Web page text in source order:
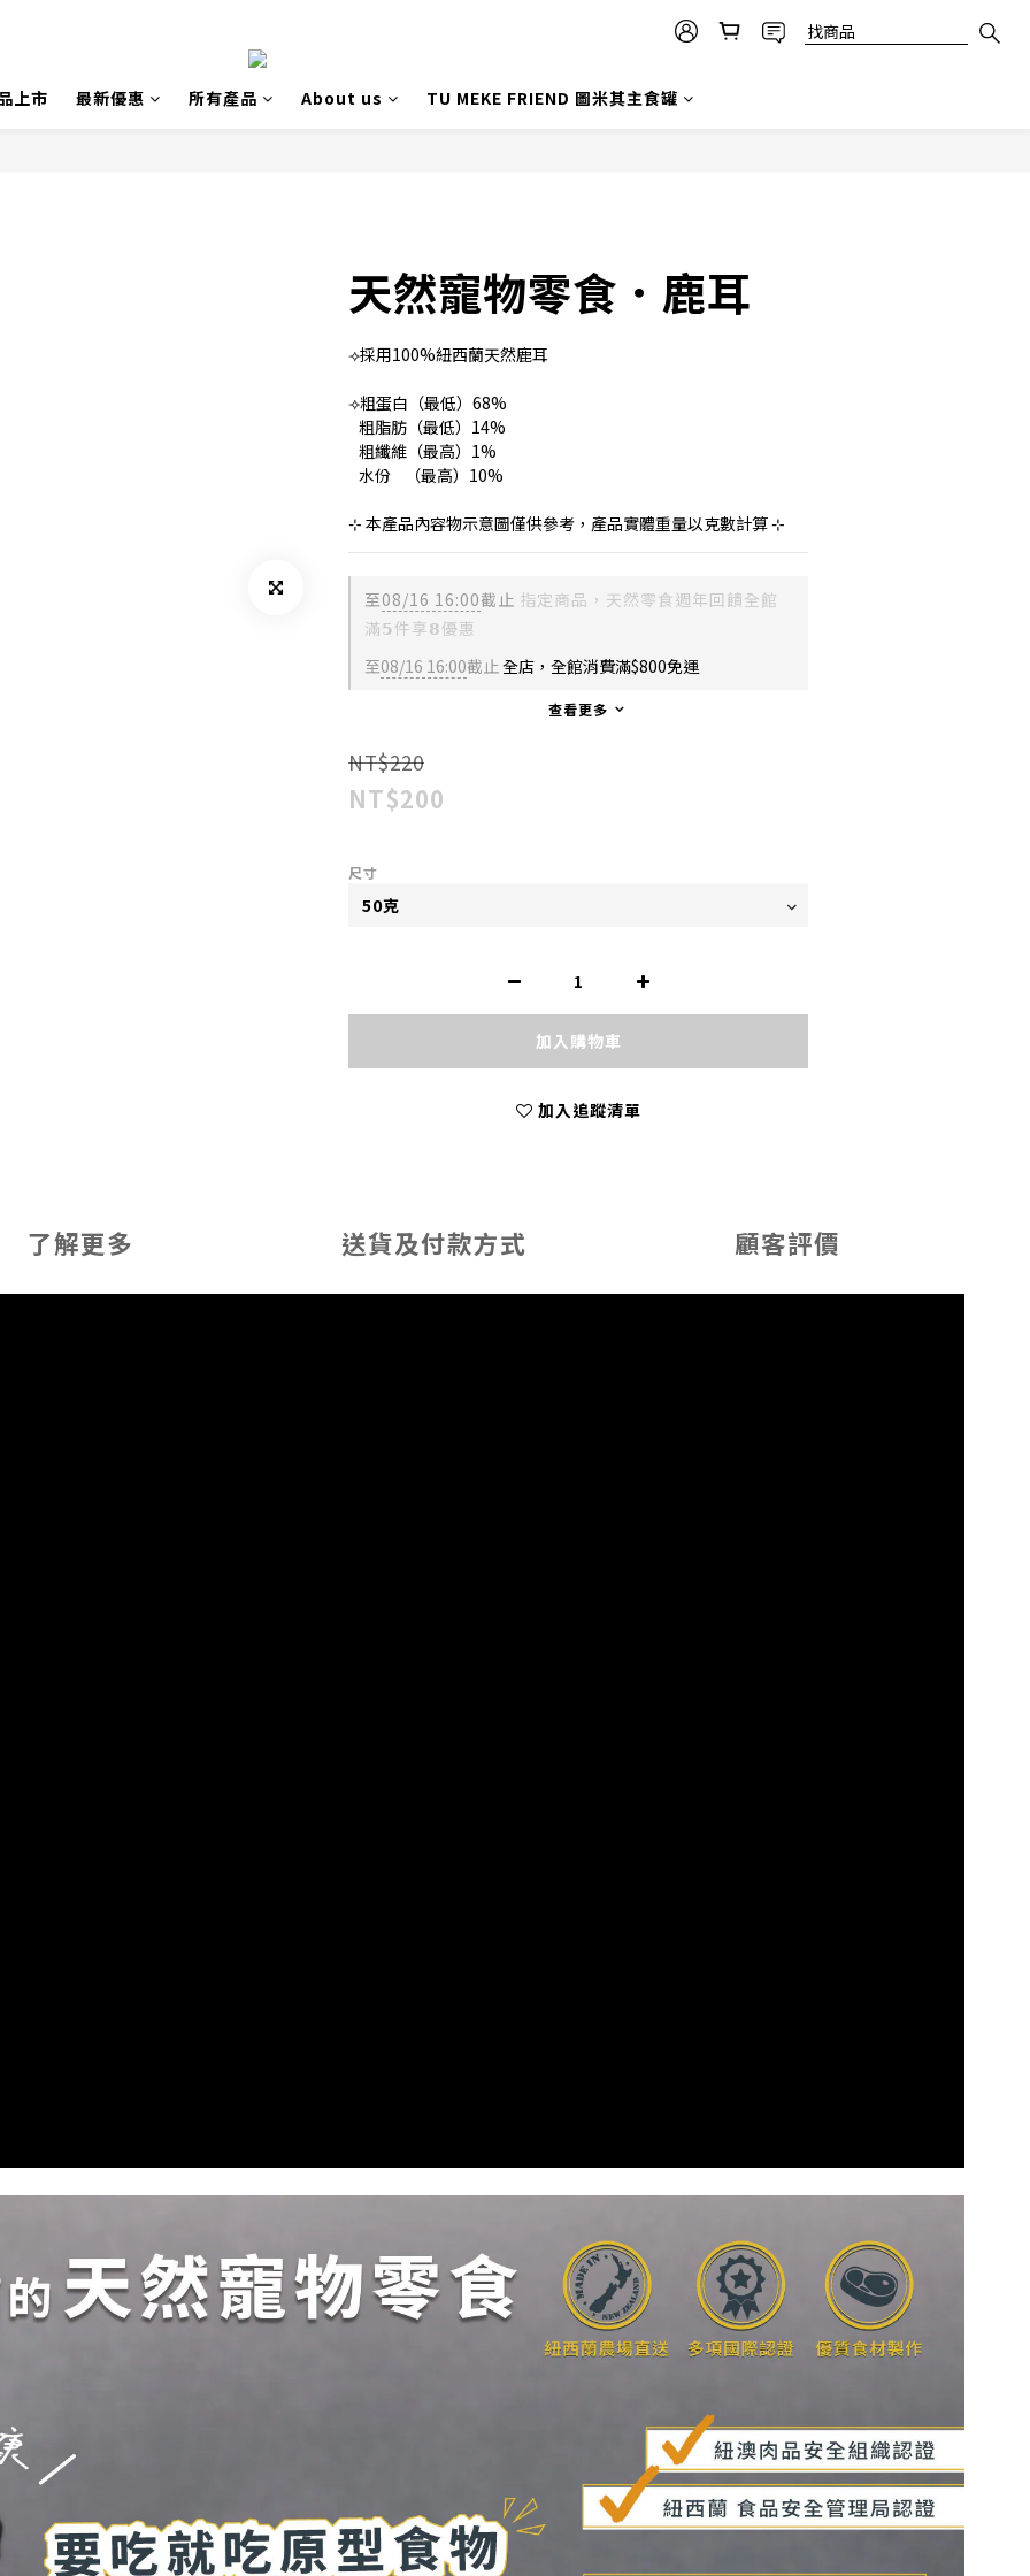
上市 最新優惠 所有產品 About us TU MEKE FRIEND 圖米其主食罐
天然寵物零食．鹿耳
⟢採用100%紐西蘭天然鹿耳
⟢粗蛋白（最低）68%
   粗脂肪（最低）14%
   粗纖維（最高）1%
   水份    （最高）10%
⊹ 本產品內容物示意圖僅供參考，產品實體重量以克數計算 ⊹
至08/16 16:00截止 指定商品，天然零食週年回饋全館
滿𝟱件享𝟴優惠
至08/16 16:00截止全店，全館消費滿$800免運
查看更多
NT$220
NT$200
尺寸
加入購物車
加入追蹤清單
了解更多 送貨及付款方式 顧客評價